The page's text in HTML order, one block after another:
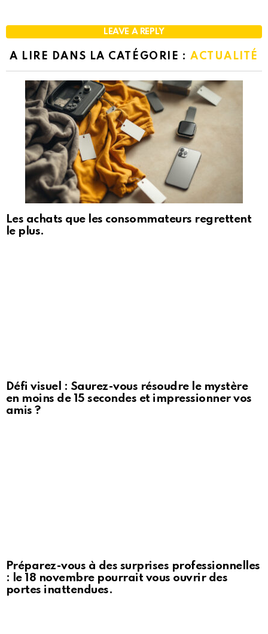
LEAVE A REPLY
A LIRE DANS LA CATÉGORIE : ACTUALITÉ
Les achats que les consommateurs regrettent
le plus.
Défi visuel : Saurez-vous résoudre le mystère
en moins de 15 secondes et impressionner vos
amis ?
Préparez-vous à des surprises professionnelles
: le 18 novembre pourrait vous ouvrir des
portes inattendues.